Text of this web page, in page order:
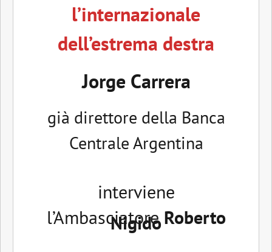
l’internazionale
dell’estrema destra
Jorge Carrera
già direttore della Banca
Centrale Argentina
interviene
l’AmbasciatoreRoberto
Nigido